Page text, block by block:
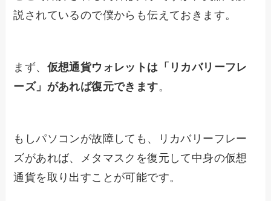
説されているので僕からも伝えておきます。
まず、 仮想通貨ウォレットは「リカバリーフレ
ーズ」があれば復元できます。
もしパソコンが故障しても、リカバリーフレー
ズがあれば、メタマスクを復元して中身の仮想
通貨を取り出すことが可能です。